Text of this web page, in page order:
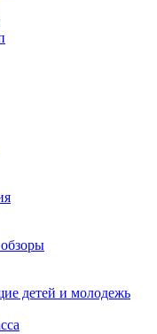
детей и молодежь